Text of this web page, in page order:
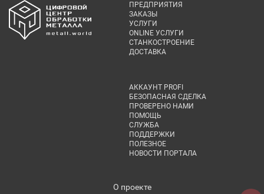
ПРЕДПРИЯТИЯ
ЗАКАЗЫ
УСЛУГИ
ONLINE УСЛУГИ
СТАНКОСТРОЕНИЕ
ДОСТАВКА
АККАУНТ PROFI
БЕЗОПАСНАЯ СДЕЛКА
ПРОВЕРЕНО НАМИ
ПОМОЩЬ
СЛУЖБА
ПОДДЕРЖКИ
ПОЛЕЗНОЕ
НОВОСТИ ПОРТАЛА
О проекте